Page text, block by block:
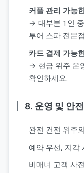
커플 관리 가능
→ 대부분 1인
투어 스파 전문
카드 결제 가능
→ 현금 위주 운
확인하세요.
8. 운영 및 안
완전 건전 위주
예약 우선, 지각
비매너 고객 사